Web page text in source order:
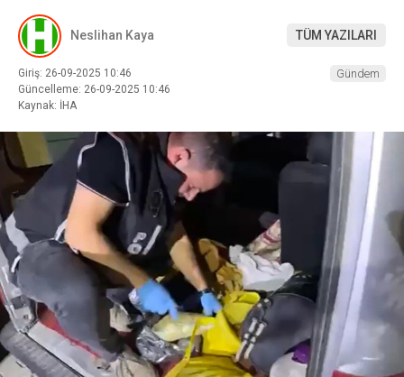
Neslihan Kaya TÜM YAZILARI
Giriş: 26-09-2025 10:46
Güncelleme: 26-09-2025 10:46
Kaynak: İHA
Gündem